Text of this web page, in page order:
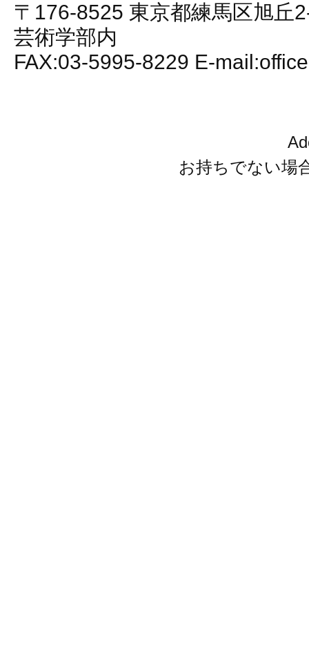
〒176-8525 東京都練馬区旭丘
芸術学部内
FAX:03-5995-8229 E-
お持ちでない場